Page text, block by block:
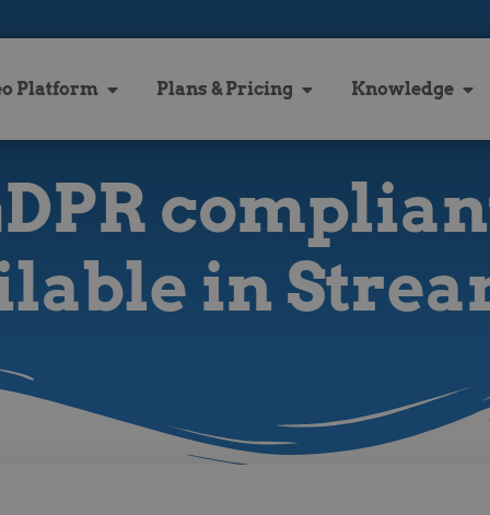
Platform Plans & Pricing Knowledge
in